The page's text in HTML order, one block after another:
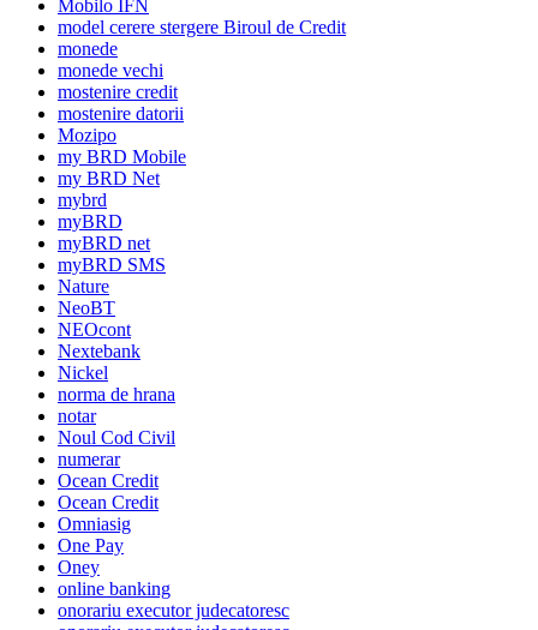
Mobilo IFN
model cerere stergere Biroul de Credit
monede
monede vechi
mostenire credit
mostenire datorii
Mozipo
my BRD Mobile
my BRD Net
mybrd
myBRD
myBRD net
myBRD SMS
Nature
NeoBT
NEOcont
Nextebank
Nickel
norma de hrana
notar
Noul Cod Civil
numerar
Ocean Credit
Ocean Credit
Omniasig
One Pay
Oney
online banking
onorariu executor judecatoresc